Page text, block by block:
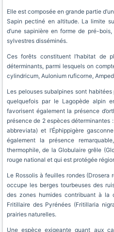
Elle est composée en grande partie
Sapin pectiné en altitude. La limite
d’une sapinière en forme de pré-
sylvestres disséminés.
Ces forêts constituent l’habitat de
déterminants, parmi lesquels on
cylindricum, Aulonium ruficorne,
Les pelouses subalpines sont
quelquefois par le Lagopède alpin
favorisent également la présence
présence de 2 espèces
abbreviata) et l’Éphippigère
également la présence
thermophile, de la Globulaire grêle
rouge national et qui est protégée
Le Rossolis à feuilles rondes
occupe les berges tourbeuses des
des zones humides contribuant à la
Fritillaire des Pyrénées (Fritillaria
prairies naturelles.
Une espèce exigeante quant aux